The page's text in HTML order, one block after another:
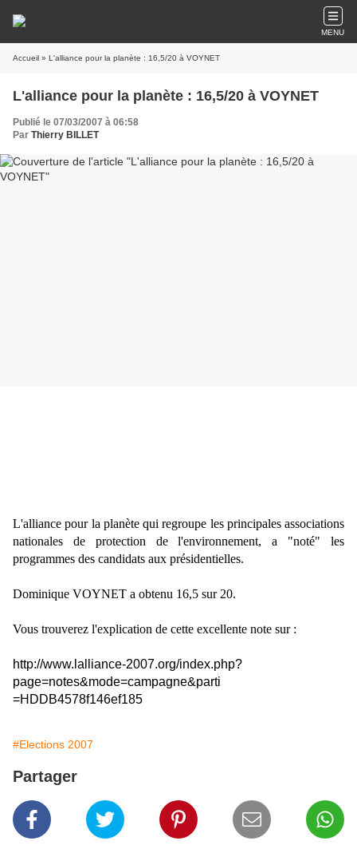
MENU
Accueil » L'alliance pour la planète : 16,5/20 à VOYNET
L'alliance pour la planète : 16,5/20 à VOYNET
Publié le 07/03/2007 à 06:58
Par Thierry BILLET
L'alliance pour la planète qui regroupe les principales associations
nationales de protection de l'environnement, a "noté" les
programmes des candidats aux présidentielles.
Dominique VOYNET a obtenu 16,5 sur 20.
Vous trouverez l'explication de cette excellente note sur :
http://www.lalliance-2007.org/index.php?
page=notes&mode=campagne&parti
=HDDB4578f146ef185
#Elections 2007
Partager